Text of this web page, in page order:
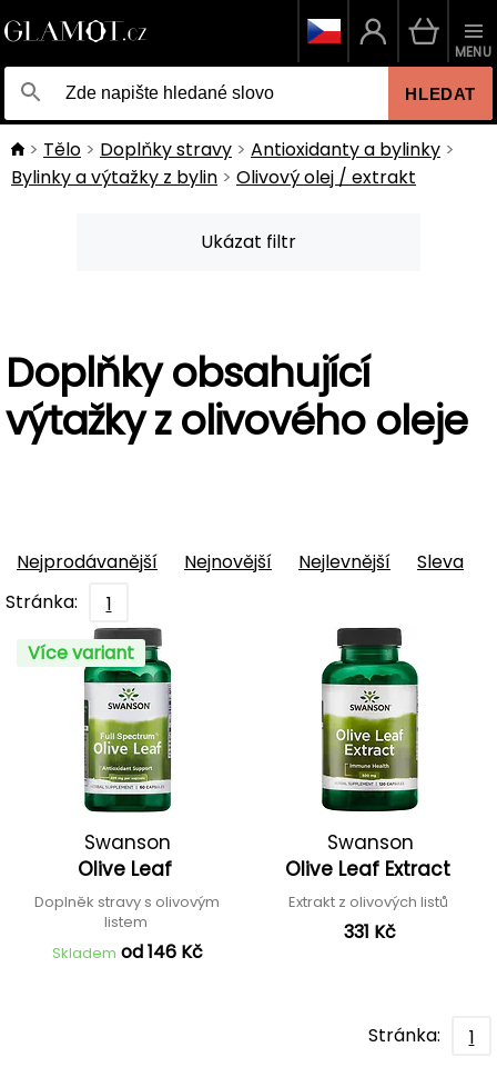
HLEDAT
MENU
Tělo Doplňky stravy
Antioxidanty a bylinky
Bylinky a výtažky z bylin
Olivový olej / extrakt
Ukázat filtr
Doplňky obsahující
výtažky z olivového oleje
Nejprodávanější Nejnovější Nejlevnější
Sleva
Stránka:
1
Více variant
Swanson
Olive Leaf
Doplněk stravy s olivovým
listem
Skladem od 146 Kč
Swanson
Olive Leaf Extract
Extrakt z olivových listů
331 Kč
Stránka: 1